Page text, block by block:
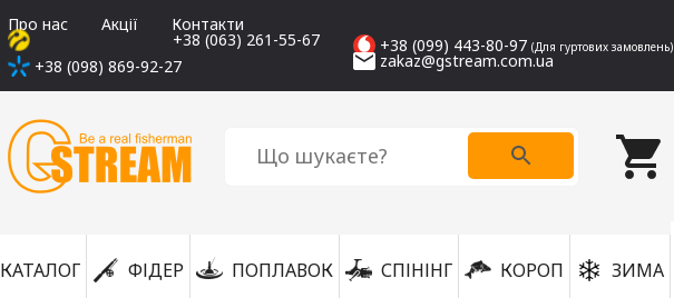
Про нас Акції Контакти
+38 (063) 261-55-67
+38 (098) 869-92-27
+38 (099) 443-80-97 (Для гуртових замовлень)
zakaz@gstream.com.ua
КАТАЛОГ ФІДЕР ПОПЛАВОК СПІНІНГ КОРОП ЗИМА